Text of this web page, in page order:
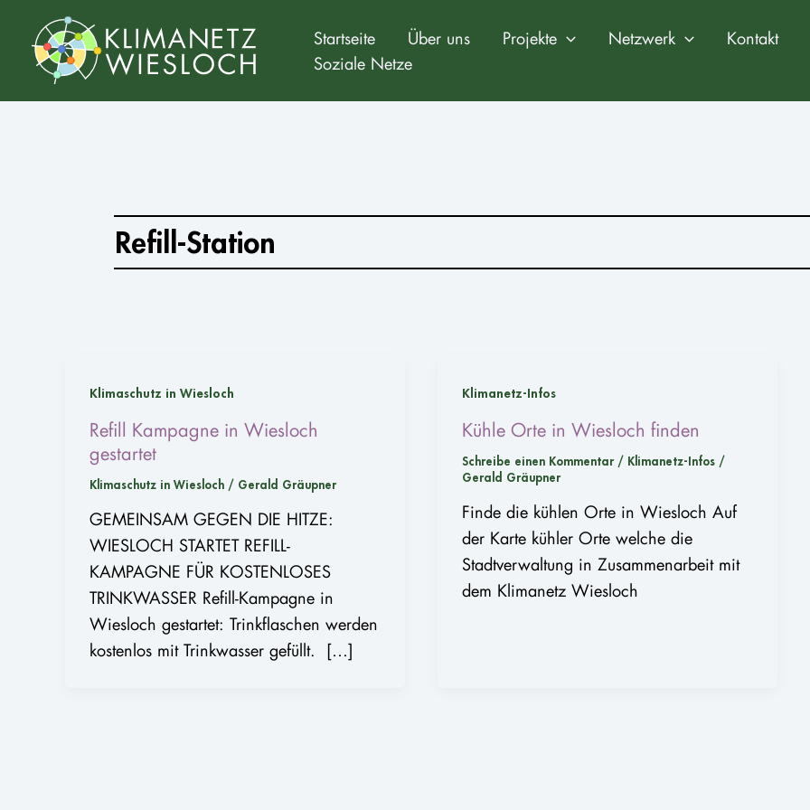
Inhalt
springen
Startseite Über uns Projekte Netzwerk Kontakt
Soziale Netze
Refill-Station
Klimaschutz in Wiesloch
Refill Kampagne in Wiesloch
gestartet
Klimaschutz in Wiesloch / Gerald Gräupner
GEMEINSAM GEGEN DIE HITZE:
WIESLOCH STARTET REFILL-
KAMPAGNE FÜR KOSTENLOSES
TRINKWASSER Refill-Kampagne in
Wiesloch gestartet: Trinkflaschen werden
kostenlos mit Trinkwasser gefüllt. […]
Klimanetz-Infos
Kühle Orte in Wiesloch finden
Schreibe einen Kommentar / Klimanetz-Infos/
Gerald Gräupner
Finde die kühlen Orte in Wiesloch Auf
der Karte kühler Orte welche die
Stadtverwaltung in Zusammenarbeit mit
dem Klimanetz Wiesloch